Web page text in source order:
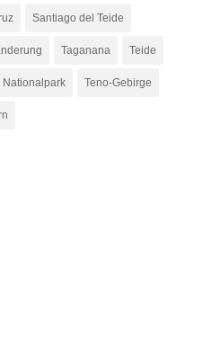
Santiago del Teide
Taganana Teide
Nationalpark Teno-Gebirge